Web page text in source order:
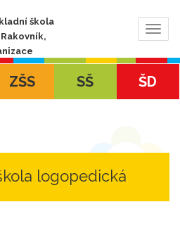
škola
ZŠS SŠ ŠD
logopedická